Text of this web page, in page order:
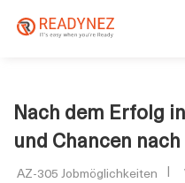
Nach dem Erfolg
und Chancen
AZ-305 Jobmöglichkeiten